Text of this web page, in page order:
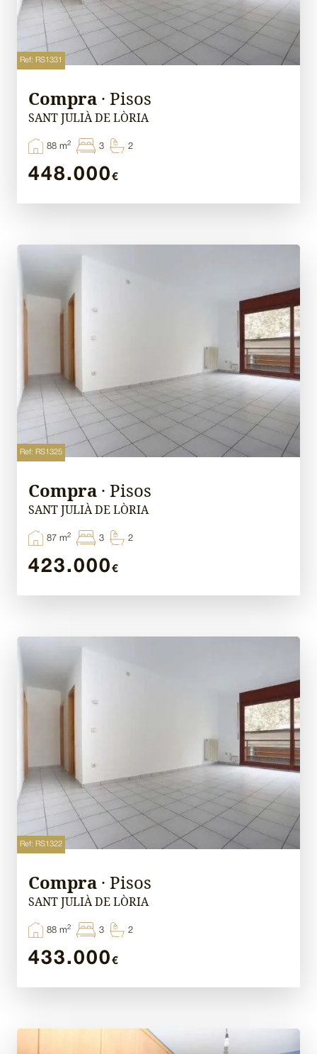
Ref: RS1331
Compra · Pisos
SANT JULIÀ DE LÒRIA
88 m2 3 2
448.000 €
Ref: RS1325
Compra · Pisos
SANT JULIÀ DE LÒRIA
87 m2 3 2
423.000 €
Ref: RS1322
Compra · Pisos
SANT JULIÀ DE LÒRIA
88 m2 3 2
433.000 €